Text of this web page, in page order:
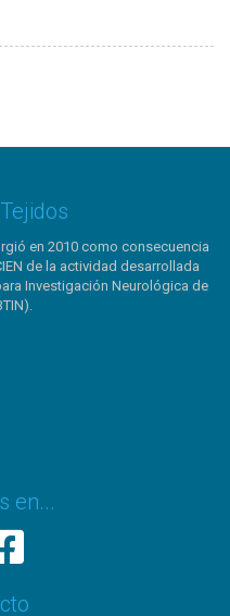
en 2010 como consecuencia
de la actividad desarrollada
Investigación Neurológica de
en...